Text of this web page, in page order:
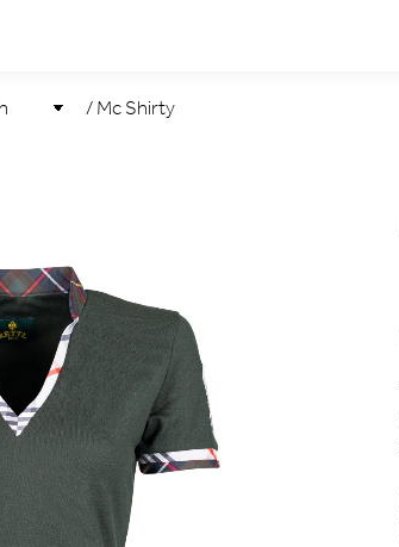
/ Mc Shirty